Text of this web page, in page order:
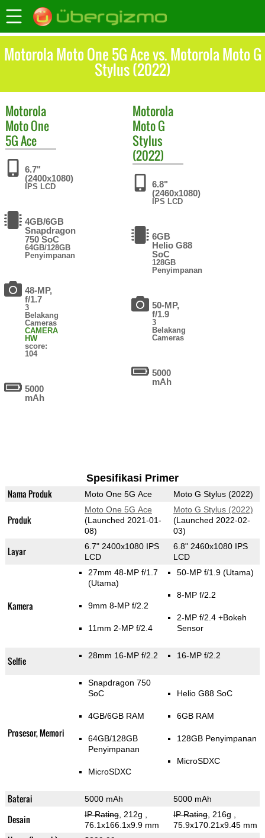
Motorola Moto One 5G Ace vs. Motorola Moto G
Stylus (2022)
Motorola
Moto One
5G Ace
6.7"
(2400x1080)
IPS LCD
4GB/6GB
Snapdragon
750 SoC
64GB/128GB
Penyimpanan
48-MP,
f/1.7
3
Belakang
Cameras
CAMERA
HW
score:
104
5000
mAh
Motorola
Moto G
Stylus
(2022)
6.8"
(2460x1080)
IPS LCD
6GB
Helio G88
SoC
128GB
Penyimpanan
50-MP,
f/1.9
3
Belakang
Cameras
5000
mAh
Spesifikasi Primer
Nama Produk Moto One 5G Ace Moto G Stylus (2022)
Produk
Moto One 5G Ace
(Launched 2021-01-
08)
Moto G Stylus (2022)
(Launched 2022-02-
03)
Layar
6.7" 2400x1080 IPS
LCD
6.8" 2460x1080 IPS
LCD
Kamera
27mm 48-MP f/1.7
(Utama)
9mm 8-MP f/2.2
11mm 2-MP f/2.4
50-MP f/1.9 (Utama)
8-MP f/2.2
2-MP f/2.4 +Bokeh
Sensor
Selfie 28mm 16-MP f/2.2 16-MP f/2.2
Prosesor, Memori
Snapdragon 750
SoC
4GB/6GB RAM
64GB/128GB
Penyimpanan
MicroSDXC
Helio G88 SoC
6GB RAM
128GB Penyimpanan
MicroSDXC
Baterai 5000 mAh 5000 mAh
Desain IP Rating, 212g
76.1x166.1x9.9 mm
IP Rating, 216g
75.9x170.21x9.45 mm